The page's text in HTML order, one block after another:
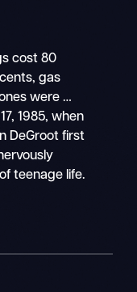
cost 80
gas
were …
1985, when
DeGroot first
teenage life.